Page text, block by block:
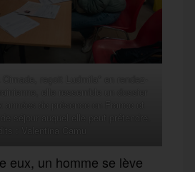
: Valentina Camu
eux, un homme se lève